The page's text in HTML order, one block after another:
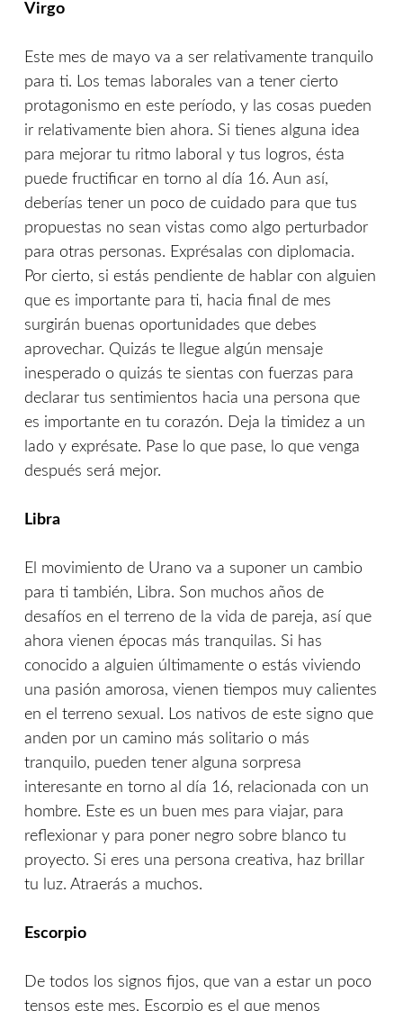
Virgo
Este mes de mayo va a ser relativamente tranquilo
para ti. Los temas laborales van a tener cierto
protagonismo en este período, y las cosas pueden
ir relativamente bien ahora. Si tienes alguna idea
para mejorar tu ritmo laboral y tus logros, ésta
puede fructificar en torno al día 16. Aun así,
deberías tener un poco de cuidado para que tus
propuestas no sean vistas como algo perturbador
para otras personas. Exprésalas con diplomacia.
Por cierto, si estás pendiente de hablar con alguien
que es importante para ti, hacia final de mes
surgirán buenas oportunidades que debes
aprovechar. Quizás te llegue algún mensaje
inesperado o quizás te sientas con fuerzas para
declarar tus sentimientos hacia una persona que
es importante en tu corazón. Deja la timidez a un
lado y exprésate. Pase lo que pase, lo que venga
después será mejor.
Libra
El movimiento de Urano va a suponer un cambio
para ti también, Libra. Son muchos años de
desafíos en el terreno de la vida de pareja, así que
ahora vienen épocas más tranquilas. Si has
conocido a alguien últimamente o estás viviendo
una pasión amorosa, vienen tiempos muy calientes
en el terreno sexual. Los nativos de este signo que
anden por un camino más solitario o más
tranquilo, pueden tener alguna sorpresa
interesante en torno al día 16, relacionada con un
hombre. Este es un buen mes para viajar, para
reflexionar y para poner negro sobre blanco tu
proyecto. Si eres una persona creativa, haz brillar
tu luz. Atraerás a muchos.
Escorpio
De todos los signos fijos, que van a estar un poco
tensos este mes, Escorpio es el que menos